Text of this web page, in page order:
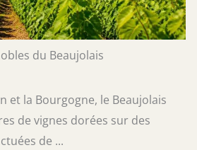
du Beaujolais
et la Bourgogne, le Beaujolais
de vignes dorées sur des
de ...